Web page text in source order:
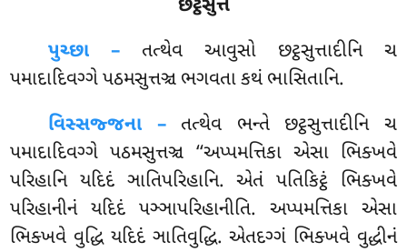
છટ્ઠસુત્ત
પુચ્છા –તત્થેવ આવુસો છટ્ઠસુત્તાદીનિ ચ
પમાદાદિવગ્ગે પઠમસુત્તઞ્ચ ભગવતા કથં ભાસિતાનિ.
વિસ્સજ્જના –તત્થેવ ભન્તે છટ્ઠસુત્તાદીનિ ચ
પમાદાદિવગ્ગે પઠમસુત્તઞ્ચ ‘‘અપ્પમત્તિકા એસા ભિક્ખવે
પરિહાનિ યદિદં ઞાતિપરિહાનિ. એતં પતિકિટ્ઠં ભિક્ખવે
પરિહાનીનં યદિદં પઞ્ઞાપરિહાનીતિ. અપ્પમત્તિકા એસા
ભિક્ખવે વુદ્ધિ યદિદં ઞાતિવુદ્ધિ. એતદગ્ગં ભિક્ખવે વુદ્ધીનં